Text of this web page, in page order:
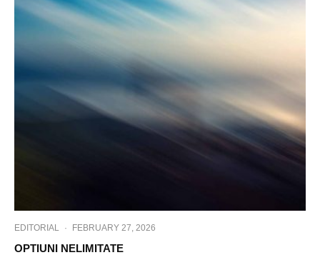
EDITORIAL · FEBRUARY 27, 2026
OPTIUNI NELIMITATE